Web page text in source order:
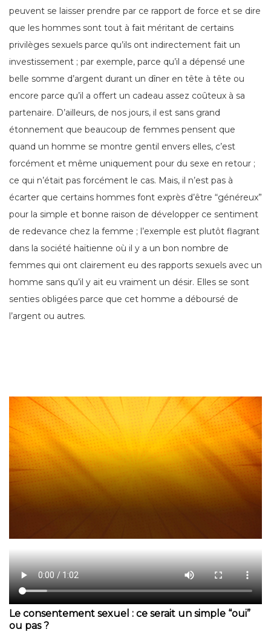
peuvent se laisser prendre par ce rapport de force et se dire
que les hommes sont tout à fait méritant de certains
privilèges sexuels parce qu’ils ont indirectement fait un
investissement ; par exemple, parce qu’il a dépensé une
belle somme d’argent durant un dîner en tête à tête ou
encore parce qu’il a offert un cadeau assez coûteux à sa
partenaire. D’ailleurs, de nos jours, il est sans grand
étonnement que beaucoup de femmes pensent que
quand un homme se montre gentil envers elles, c’est
forcément et même uniquement pour du sexe en retour ;
ce qui n’était pas forcément le cas. Mais, il n’est pas à
écarter que certains hommes font exprès d’être “généreux”
pour la simple et bonne raison de développer ce sentiment
de redevance chez la femme ; l’exemple est plutôt flagrant
dans la société haïtienne où il y a un bon nombre de
femmes qui ont clairement eu des rapports sexuels avec un
homme sans qu’il y ait eu vraiment un désir. Elles se sont
senties obligées parce que cet homme a déboursé de
l’argent ou autres.
Le consentement sexuel : ce serait un simple “oui”
ou pas ?